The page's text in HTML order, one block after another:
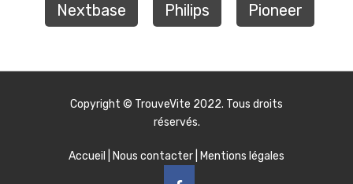
Nextbase Philips Pioneer
Copyright © TrouveVite 2022. Tous droits
réservés.
Accueil Nous contacter Mentions légales